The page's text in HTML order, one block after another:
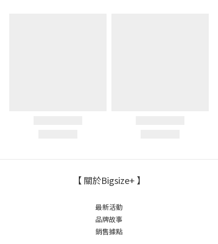
【 關於Bigsize+ 】
最新活動
品牌故事
銷售據點